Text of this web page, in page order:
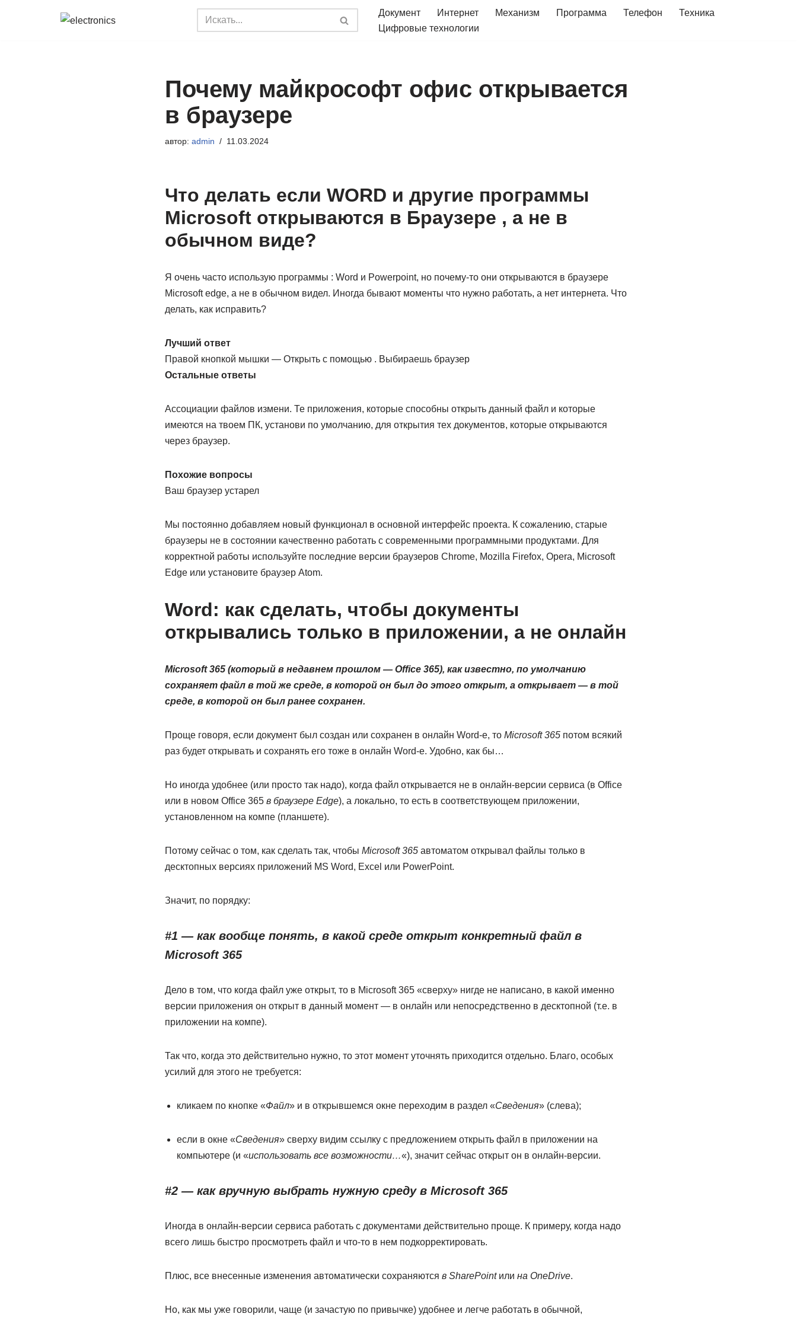
Документ Интернет Механизм Программа Телефон
Техника
Цифровые технологии
Почему майкрософт офис открывается
в браузере
автор: admin 11.03.2024
Что делать если WORD и другие программы
Microsoft открываются в Браузере , а не в
обычном виде?
Я очень часто использую программы : Word и Powerpoint, но почему-то они открываются в браузере
Microsoft edge, а не в обычном видел. Иногда бывают моменты что нужно работать, а нет интернета. Что
делать, как исправить?
Лучший ответ
Правой кнопкой мышки — Открыть с помощью . Выбираешь браузер
Остальные ответы
Ассоциации файлов измени. Те приложения, которые способны открыть данный файл и которые
имеются на твоем ПК, установи по умолчанию, для открытия тех документов, которые открываются
через браузер.
Похожие вопросы
Ваш браузер устарел
Мы постоянно добавляем новый функционал в основной интерфейс проекта. К сожалению, старые
браузеры не в состоянии качественно работать с современными программными продуктами. Для
корректной работы используйте последние версии браузеров Chrome, Mozilla Firefox, Opera, Microsoft
Edge или установите браузер Atom.
Word: как сделать, чтобы документы
открывались только в приложении, а не онлайн
Microsoft 365 (который в недавнем прошлом — Office 365), как известно, по умолчанию
сохраняет файл в той же среде, в которой он был до этого открыт, а открывает — в той
среде, в которой он был ранее сохранен.
Проще говоря, если документ был создан или сохранен в онлайн Word-е, то Microsoft 365потом всякий
раз будет открывать и сохранять его тоже в онлайн Word-е. Удобно, как бы…
Но иногда удобнее (или просто так надо), когда файл открывается не в онлайн-версии сервиса (в Office
или в новом Office 365 в браузере Edge), а локально, то есть в соответствующем приложении,
установленном на компе (планшете).
Потому сейчас о том, как сделать так, чтобы Microsoft 365автоматом открывал файлы только в
десктопных версиях приложений MS Word, Excel или PowerPoint.
Значит, по порядку:
#1 — как вообще понять, в какой среде открыт конкретный файл в
Microsoft 365
Дело в том, что когда файл уже открыт, то в Microsoft 365 «сверху» нигде не написано, в какой именно
версии приложения он открыт в данный момент — в онлайн или непосредственно в десктопной (т.е. в
приложении на компе).
Так что, когда это действительно нужно, то этот момент уточнять приходится отдельно. Благо, особых
усилий для этого не требуется:
кликаем по кнопке «Файл» и в открывшемся окне переходим в раздел «Сведения» (слева);
если в окне «Сведения» сверху видим ссылку с предложением открыть файл в приложении на
компьютере (и «использовать все возможности…«), значит сейчас открыт он в онлайн-версии.
#2 — как вручную выбрать нужную среду в Microsoft 365
Иногда в онлайн-версии сервиса работать с документами действительно проще. К примеру, когда надо
всего лишь быстро просмотреть файл и что-то в нем подкорректировать.
Плюс, все внесенные изменения автоматически сохраняются в SharePointили на OneDrive.
Но, как мы уже говорили, чаще (и зачастую по привычке) удобнее и легче работать в обычной,